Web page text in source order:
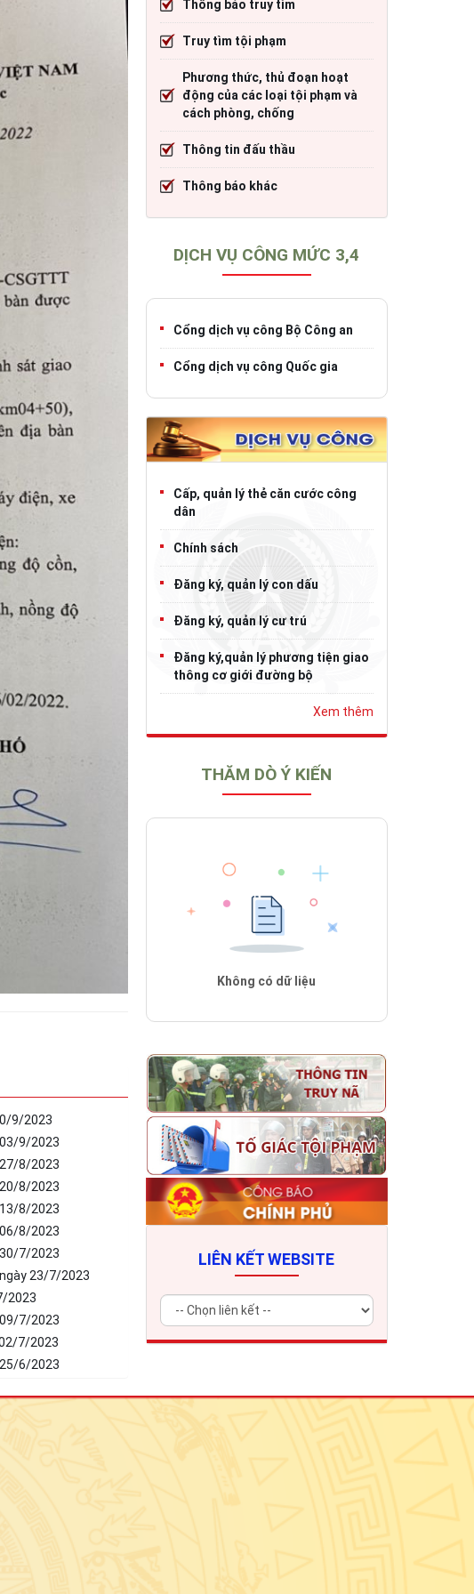
chính sách
Trang TTĐT Cục CSGT đường bộ
Trang TTĐT Sở Giao thông vận tải tỉnh
Trang TTĐT Cục Đăng kiểm Việt Nam
Thông tin đấu thầu
Thông báo khác
9/2023
9/2023
8/2023
8/2023
8/2023
8/2023
7/2023
23/7/2023
2023
7/2023
7/2023
6/2023
Thông báo truy tìm
Truy tìm tội phạm
Phương thức, thủ đoạn hoạt
động của các loại tội phạm và
cách phòng, chống
Thông tin đấu thầu
Thông báo khác
DỊCH VỤ CÔNG MỨC 3,4
Cổng dịch vụ công Bộ Công an
Cổng dịch vụ công Quốc gia
Cấp, quản lý thẻ căn cước công
dân
Chính sách
Đăng ký, quản lý con dấu
Đăng ký, quản lý cư trú
Đăng ký,quản lý phương tiện giao
thông cơ giới đường bộ
Xem thêm
THĂM DÒ Ý KIẾN
Không có dữ liệu
LIÊN KẾT WEBSITE